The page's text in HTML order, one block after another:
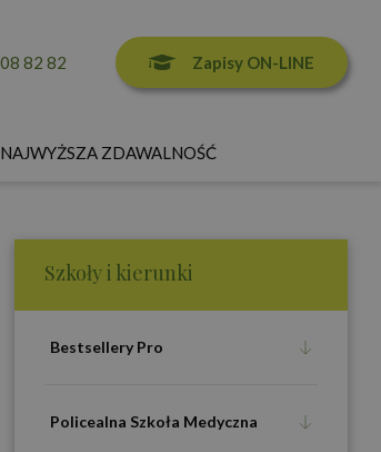
82 82 Zapisy ON-LINE
NAJWYŻSZA ZDAWALNOŚĆ
Szkoły i kierunki
Bestsellery Pro
Policealna Szkoła Medyczna